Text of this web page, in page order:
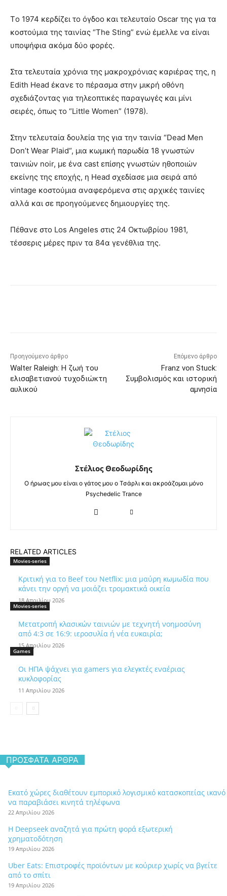
Tο 1974 κερδίζει το όγδοο και τελευταίο Oscar της για τα
κοστούμια της ταινίας “The Sting” ενώ έμελλε να είναι
υποψήφια ακόμα δύο φορές.
Στα τελευταία χρόνια της μακροχρόνιας καριέρας της, η
Edith Head έκανε το πέρασμα στην μικρή οθόνη
σχεδιάζοντας για τηλεοπτικές παραγωγές και μίνι
σειρές, όπως το “Little Women” (1978).
Στην τελευταία δουλεία της για την ταινία “Dead Men
Don’t Wear Plaid“, μια κωμική παρωδία 18 γνωστών
ταινιών noir, με ένα cast επίσης γνωστών ηθοποιών
εκείνης της εποχής, η Head σχεδίασε μια σειρά από
vintage κοστούμια αναφερόμενα στις αρχικές ταινίες
αλλά και σε προηγούμενες δημιουργίες της.
Πέθανε στο Los Angeles στις 24 Οκτωβρίου 1981,
τέσσερις μέρες πριν τα 84α γενέθλια της.
Προηγούμενο άρθρο
Walter Raleigh: Η ζωή του
ελισαβετιανού τυχοδιώκτη
αυλικού
Επόμενο άρθρο
Franz von Stuck:
Συμβολισμός και ιστορική
αμνησία
Στέλιος Θεοδωρίδης
Ο ήρωας μου είναι ο γάτος μου ο Τσάρλι και ακροάζομαι μόνο
Psychedelic Trance
RELATED ARTICLES
Movies-series
Κριτική για το Beef του Netflix: μια μαύρη κωμωδία που
κάνει την οργή να μοιάζει τρομακτικά οικεία
18 Απριλίου 2026
Movies-series
Μετατροπή κλασικών ταινιών με τεχνητή νοημοσύνη
από 4:3 σε 16:9: ιεροσυλία ή νέα ευκαιρία;
15 Απριλίου 2026
Games
Οι ΗΠΑ ψάχνει για gamers για ελεγκτές εναέριας
κυκλοφορίας
11 Απριλίου 2026
ΠΡΌΣΦΑΤΑ ΆΡΘΡΑ
Εκατό χώρες διαθέτουν εμπορικό λογισμικό κατασκοπείας ικανό
να παραβιάσει κινητά τηλέφωνα
22 Απριλίου 2026
Η Deepseek αναζητά για πρώτη φορά εξωτερική
χρηματοδότηση
19 Απριλίου 2026
Uber Eats: Επιστροφές προϊόντων με κούριερ χωρίς να βγείτε
από το σπίτι
19 Απριλίου 2026